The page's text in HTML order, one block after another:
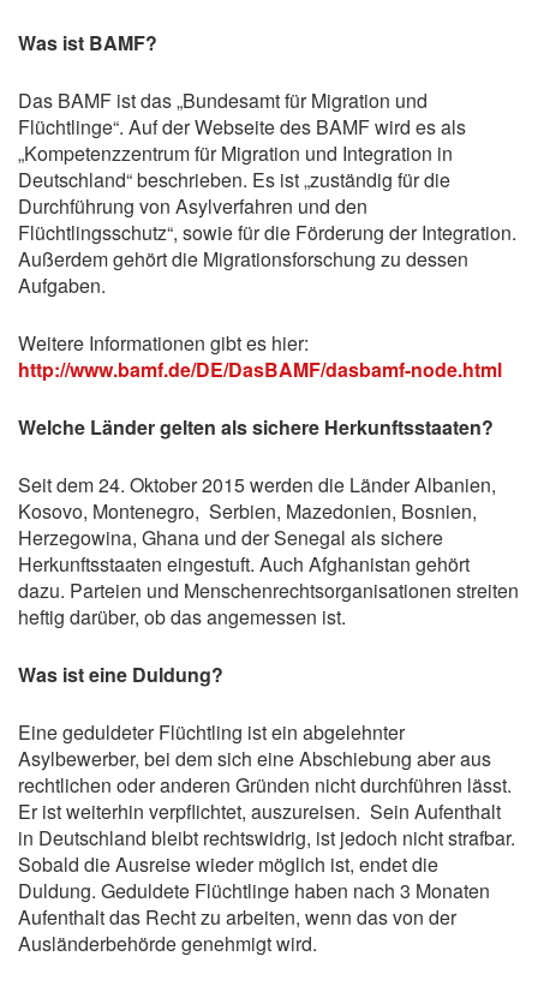
Was ist BAMF?
Das BAMF ist das „Bundesamt für Migration und
Flüchtlinge“. Auf der Webseite des BAMF wird es als
„Kompetenzzentrum für Migration und Integration in
Deutschland“ beschrieben. Es ist „zuständig für die
Durchführung von Asylverfahren und den
Flüchtlingsschutz“, sowie für die Förderung der Integration.
Außerdem gehört die Migrationsforschung zu dessen
Aufgaben.
Weitere Informationen gibt es hier:
http://www.bamf.de/DE/DasBAMF/dasbamf-node.html
Welche Länder gelten als sichere Herkunftsstaaten?
Seit dem 24. Oktober 2015 werden die Länder Albanien,
Kosovo, Montenegro, Serbien, Mazedonien, Bosnien,
Herzegowina, Ghana und der Senegal als sichere
Herkunftsstaaten eingestuft. Auch Afghanistan gehört
dazu. Parteien und Menschenrechtsorganisationen streiten
heftig darüber, ob das angemessen ist.
Was ist eine Duldung?
Eine geduldeter Flüchtling ist ein abgelehnter
Asylbewerber, bei dem sich eine Abschiebung aber aus
rechtlichen oder anderen Gründen nicht durchführen lässt.
Er ist weiterhin verpflichtet, auszureisen. Sein Aufenthalt
in Deutschland bleibt rechtswidrig, ist jedoch nicht strafbar.
Sobald die Ausreise wieder möglich ist, endet die
Duldung. Geduldete Flüchtlinge haben nach 3 Monaten
Aufenthalt das Recht zu arbeiten, wenn das von der
Ausländerbehörde genehmigt wird.